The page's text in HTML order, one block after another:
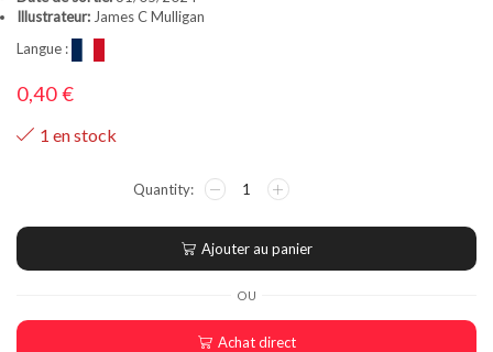
Illustrateur: James C Mulligan
Langue :
0,40€
1 en stock
Ajouter au panier
OU
Achat direct